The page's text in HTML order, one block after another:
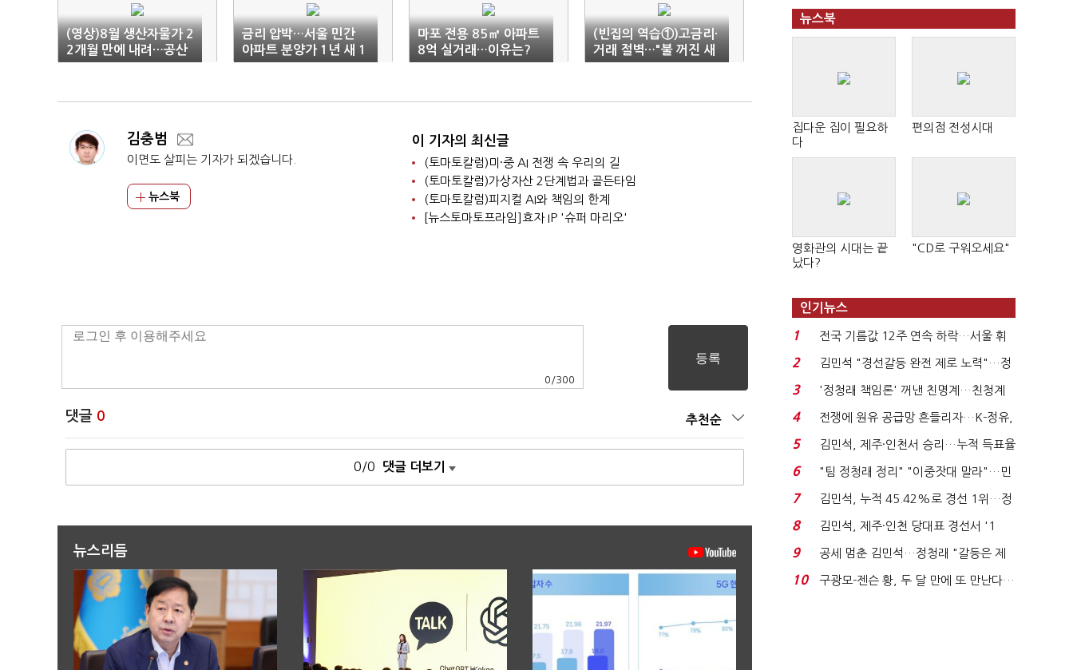
(영상)8월 생산자물가 2
2개월 만에 내려…공산
품 가격 하락 여파
금리 압박…서울 민간
아파트 분양가 1년 새 1
0.5%↓
마포 전용 85㎡ 아파트
8억 실거래…이유는?
(빈집의 역습①)고금리·
거래 절벽…"불 꺼진 새
아파트 늘어난다"
김충범
이면도 살피는 기자가 되겠습니다.
뉴스북
이 기자의 최신글
(토마토칼럼)미·중 AI 전쟁 속 우리의 길
(토마토칼럼)가상자산 2단계법과 골든타임
(토마토칼럼)피지컬 AI와 책임의 한계
[뉴스토마토프라임]효자 IP '슈퍼 마리오'
0 /300
댓글 0 추천순
0/0 댓글 더보기
뉴스리듬
뉴스북
집다운 집이 필요하
다
편의점 전성시대
영화관의 시대는 끝
났다?
"CD로 구워오세요"
인기뉴스
1
전국 기름값 12주 연속 하락…서울 휘
발윳값 1909원...
2
김민석 "경선갈등 완전 제로 노력"…정
청래 "반명 공세 사...
3
'정청래 책임론' 꺼낸 친명계…친청계
는 추가투표 때리기...
4
전쟁에 원유 공급망 흔들리자…K-정유,
에너지안보 핵심...
5
김민석, 제주·인천서 승리…누적 득표율
'1위 탈환'(종합)...
6
"팀 정청래 정리" "이중잣대 말라"…민
주 최고위원 계파 다...
7
김민석, 누적 45.42%로 경선 1위…정
청래와 격차 0.86%p(...
8
김민석, 제주·인천 당대표 경선서 '1
위'(1보)...
9
공세 멈춘 김민석…정청래 "갈등은 제
가 수습"
10
구광모-젠슨 황, 두 달 만에 또 만난다…